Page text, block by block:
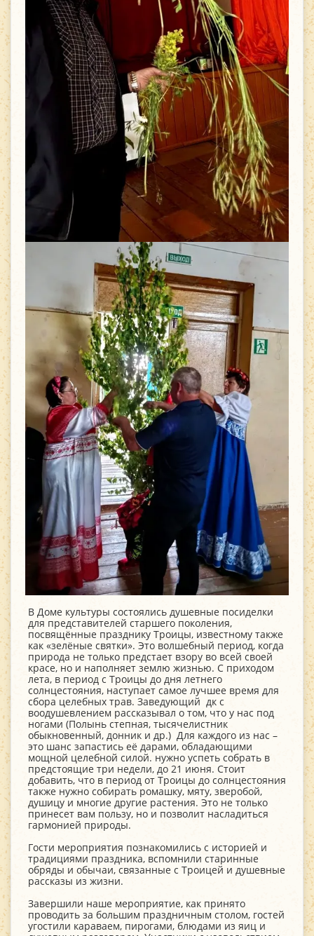
В Доме культуры состоялись душевные посиделки
для представителей старшего поколения,
посвящённые празднику Троицы, известному также
как «зелёные святки». Это волшебный период, когда
природа не только предстает взору во всей своей
красе, но и наполняет землю жизнью. С приходом
лета, в период с Троицы до дня летнего
солнцестояния, наступает самое лучшее время для
сбора целебных трав. Заведующий дк с
воодушевлением рассказывал о том, что у нас под
ногами (Полынь степная, тысячелистник
обыкновенный, донник и др.) Для каждого из нас –
это шанс запастись её дарами, обладающими
мощной целебной силой. нужно успеть собрать в
предстоящие три недели, до 21 июня. Стоит
добавить, что в период от Троицы до солнцестояния
также нужно собирать ромашку, мяту, зверобой,
душицу и многие другие растения. Это не только
принесет вам пользу, но и позволит насладиться
гармонией природы.
Гости мероприятия познакомились с историей и
традициями праздника, вспомнили старинные
обряды и обычаи, связанные с Троицей и душевные
рассказы из жизни.
Завершили наше мероприятие, как принято
проводить за большим праздничным столом, гостей
угостили караваем, пирогами, блюдами из яиц и